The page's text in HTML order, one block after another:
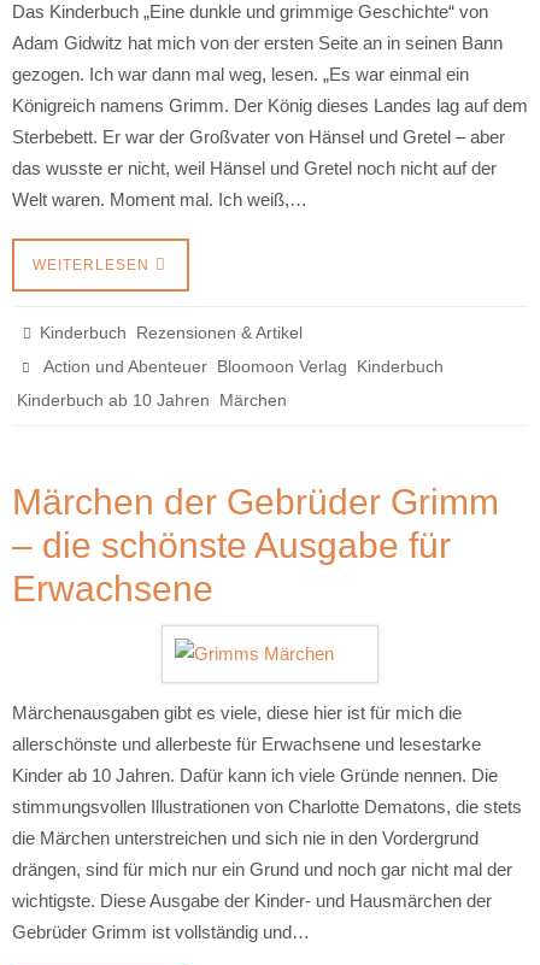
Das Kinderbuch „Eine dunkle und grimmige Geschichte“ von
Adam Gidwitz hat mich von der ersten Seite an in seinen Bann
gezogen. Ich war dann mal weg, lesen. „Es war einmal ein
Königreich namens Grimm. Der König dieses Landes lag auf dem
Sterbebett. Er war der Großvater von Hänsel und Gretel – aber
das wusste er nicht, weil Hänsel und Gretel noch nicht auf der
Welt waren. Moment mal. Ich weiß,…
WEITERLESEN
Kinderbuch
Rezensionen & Artikel
Action und Abenteuer Bloomoon Verlag Kinderbuch
Kinderbuch ab 10 Jahren Märchen
Märchen der Gebrüder Grimm
– die schönste Ausgabe für
Erwachsene
Märchenausgaben gibt es viele, diese hier ist für mich die
allerschönste und allerbeste für Erwachsene und lesestarke
Kinder ab 10 Jahren. Dafür kann ich viele Gründe nennen. Die
stimmungsvollen Illustrationen von Charlotte Dematons, die stets
die Märchen unterstreichen und sich nie in den Vordergrund
drängen, sind für mich nur ein Grund und noch gar nicht mal der
wichtigste. Diese Ausgabe der Kinder- und Hausmärchen der
Gebrüder Grimm ist vollständig und…